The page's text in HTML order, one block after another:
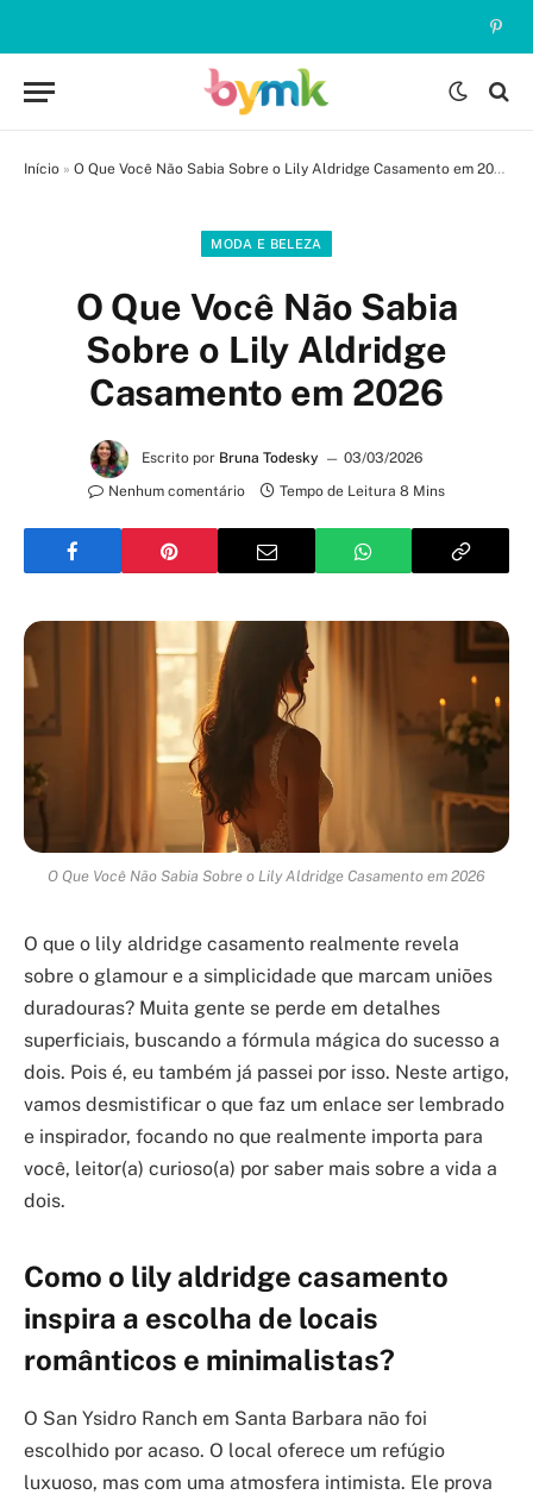
Início » O Que Você Não Sabia Sobre o Lily Aldridge Casamento em 2026
MODA E BELEZA
O Que Você Não Sabia
Sobre o Lily Aldridge
Casamento em 2026
Escrito por Bruna Todesky
03/03/2026
Nenhum comentário
Tempo de Leitura 8 Mins
O Que Você Não Sabia Sobre o Lily Aldridge Casamento em 2026
O que o lily aldridge casamento realmente revela
sobre o glamour e a simplicidade que marcam uniões
duradouras? Muita gente se perde em detalhes
superficiais, buscando a fórmula mágica do sucesso a
dois. Pois é, eu também já passei por isso. Neste artigo,
vamos desmistificar o que faz um enlace ser lembrado
e inspirador, focando no que realmente importa para
você, leitor(a) curioso(a) por saber mais sobre a vida a
dois.
Como o lily aldridge casamento
inspira a escolha de locais
românticos e minimalistas?
O San Ysidro Ranch em Santa Barbara não foi
escolhido por acaso. O local oferece um refúgio
luxuoso, mas com uma atmosfera intimista. Ele prova